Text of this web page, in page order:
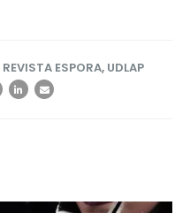
REVISTA ESPORA, UDLAP